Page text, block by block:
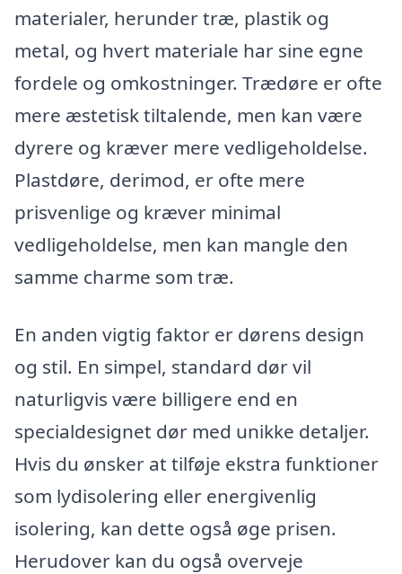
materialer, herunder træ, plastik og
metal, og hvert materiale har sine egne
fordele og omkostninger. Trædøre er ofte
mere æstetisk tiltalende, men kan være
dyrere og kræver mere vedligeholdelse.
Plastdøre, derimod, er ofte mere
prisvenlige og kræver minimal
vedligeholdelse, men kan mangle den
samme charme som træ.
En anden vigtig faktor er dørens design
og stil. En simpel, standard dør vil
naturligvis være billigere end en
specialdesignet dør med unikke detaljer.
Hvis du ønsker at tilføje ekstra funktioner
som lydisolering eller energivenlig
isolering, kan dette også øge prisen.
Herudover kan du også overveje